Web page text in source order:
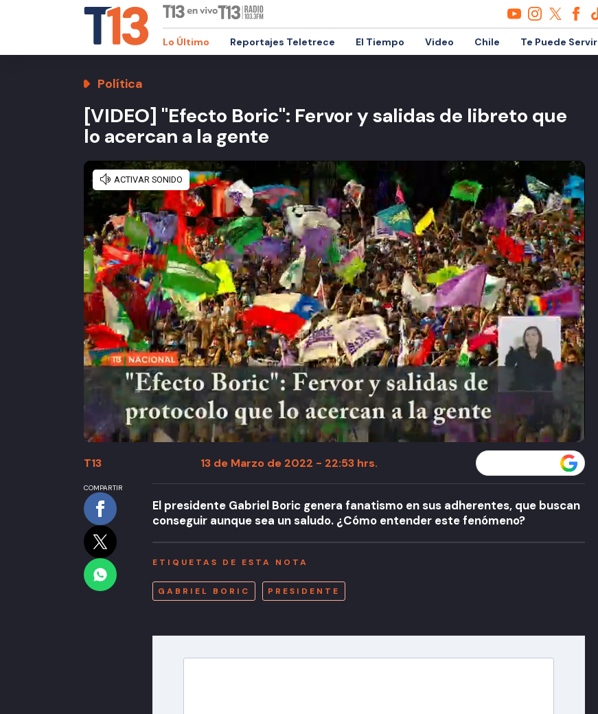
Lo Último Reportajes Teletrece El Tiempo Video Chile Te Puede Servir
Política
[VIDEO] "Efecto Boric": Fervor y salidas de libreto que
lo acercan a la gente
T13 13 de Marzo de 2022 - 22:53 hrs.
COMPARTIR
El presidente Gabriel Boric genera fanatismo en sus adherentes, que buscan
conseguir aunque sea un saludo. ¿Cómo entender este fenómeno?
ETIQUETAS DE ESTA NOTA
GABRIEL BORIC PRESIDENTE